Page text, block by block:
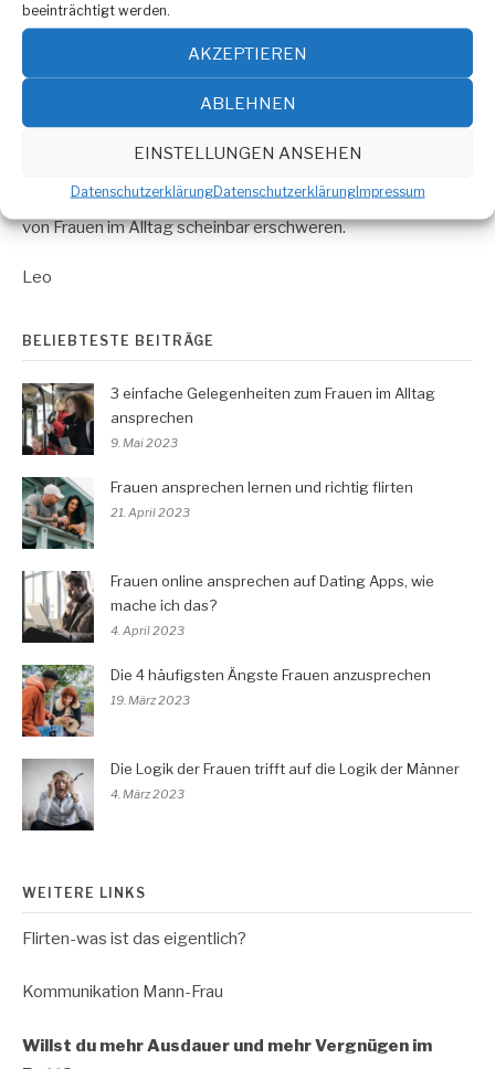
beeinträchtigt werden.
AKZEPTIEREN
ABLEHNEN
EINSTELLUNGEN ANSEHEN
DatenschutzerklärungDatenschutzerklärungImpressum
Wie wir Männer wissen, kann uns das Ansprechen von
Frauen viele Probleme bereiten.
Auch mir fiel es immer sehr schwer, einen ersten Schritt
dahingehend zu tun.
ich hier über Gründe und Ängste, die uns das Ansprechen
von Frauen im Alltag scheinbar erschweren.
Leo
BELIEBTESTE BEITRÄGE
3 einfache Gelegenheiten zum Frauen im Alltag
ansprechen
9. Mai 2023
Frauen ansprechen lernen und richtig flirten
21. April 2023
Frauen online ansprechen auf Dating Apps, wie
mache ich das?
4. April 2023
Die 4 häufigsten Ängste Frauen anzusprechen
19. März 2023
Die Logik der Frauen trifft auf die Logik der Männer
4. März 2023
WEITERE LINKS
Flirten-was ist das eigentlich?
Kommunikation Mann-Frau
Willst du mehr Ausdauer und mehr Vergnügen im